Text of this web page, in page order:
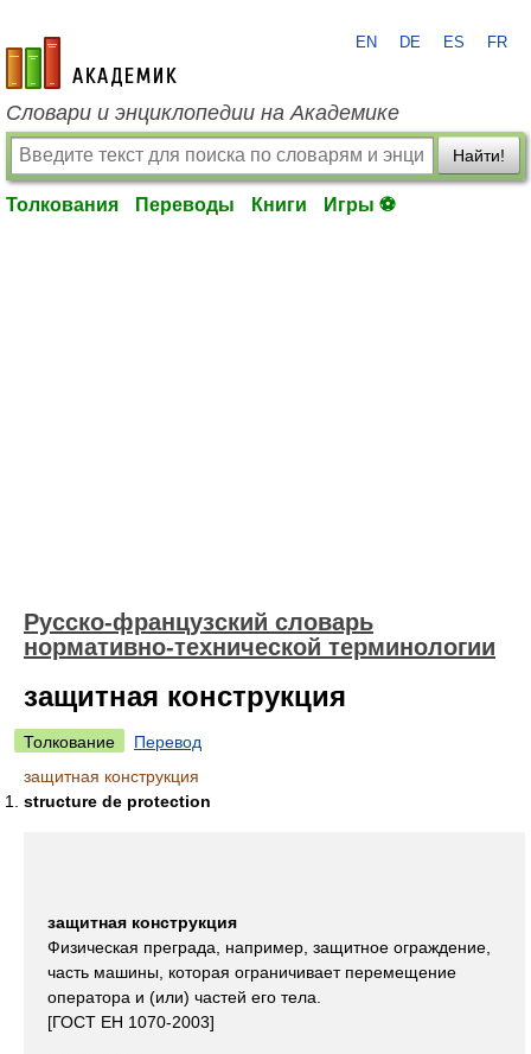
academic.ru
EN DE ES FR
Словари и энциклопедии на Академике
Найти!
Толкования Переводы Книги Игры ⚽
Русско-французский словарь
нормативно-технической терминологии
защитная конструкция
Толкование
Перевод
защитная конструкция
structure de protection
защитная конструкция
Физическая преграда, например, защитное ограждение,
часть машины, которая ограничивает перемещение
оператора и (или) частей его тела.
[ГОСТ ЕН 1070-2003]